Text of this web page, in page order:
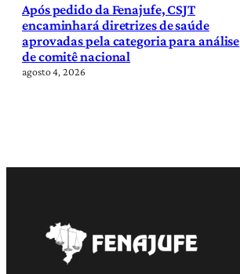
Após pedido da Fenajufe, CSJT
encaminhará diretrizes de saúde
aprovadas pela categoria para análise
de comitê nacional
agosto 4, 2026